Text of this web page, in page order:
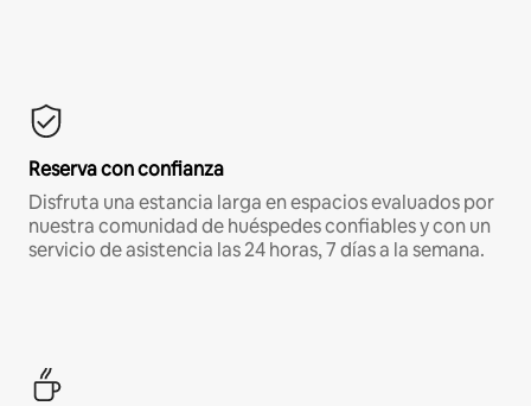
Reserva con confianza
Disfruta una estancia larga en espacios evaluados por
nuestra comunidad de huéspedes confiables y con un
servicio de asistencia las 24 horas, 7 días a la semana.